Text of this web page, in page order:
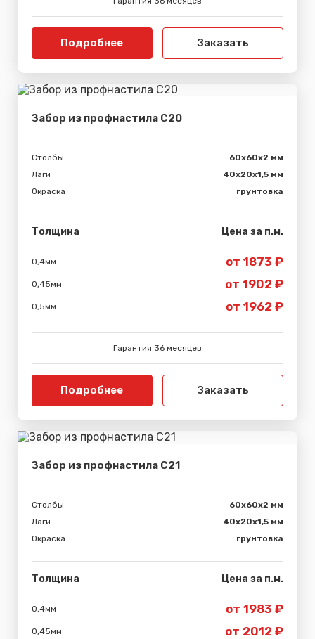
Подробнее Заказать
Забор из профнастила С20
Столбы
60х60х2 мм
Лаги
40х20х1,5 мм
Окраска
грунтовка
Толщина Цена за п.м.
0,4мм от 1873 ₽
0,45мм от 1902 ₽
0,5мм от 1962 ₽
Гарантия 36 месяцев
Подробнее Заказать
Забор из профнастила С21
Столбы
60х60х2 мм
Лаги
40х20х1,5 мм
Окраска
грунтовка
Толщина Цена за п.м.
0,4мм от 1983 ₽
0,45мм от 2012 ₽